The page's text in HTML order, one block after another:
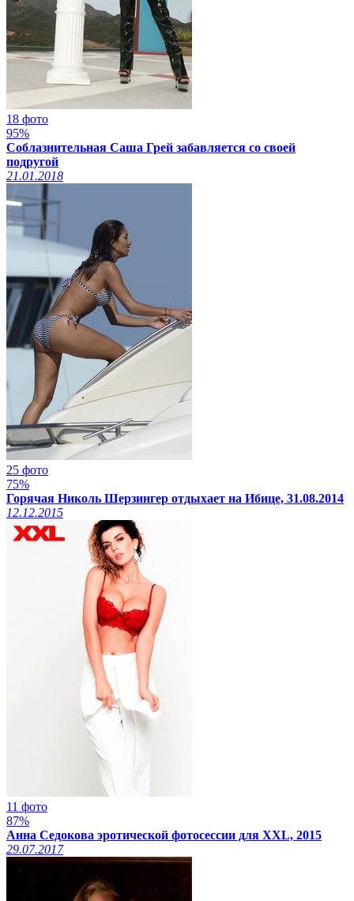
18 фото
95%
Соблазнительная Саша Грей забавляется со своей
подругой
21.01.2018
25 фото
75%
Горячая Николь Шерзингер отдыхает на Ибице, 31.08.2014
12.12.2015
11 фото
87%
Анна Седокова эротической фотосессии для XXL, 2015
29.07.2017